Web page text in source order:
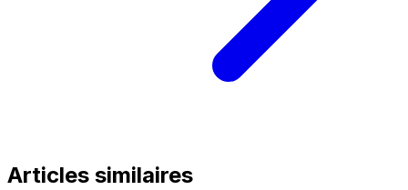
Articles similaires